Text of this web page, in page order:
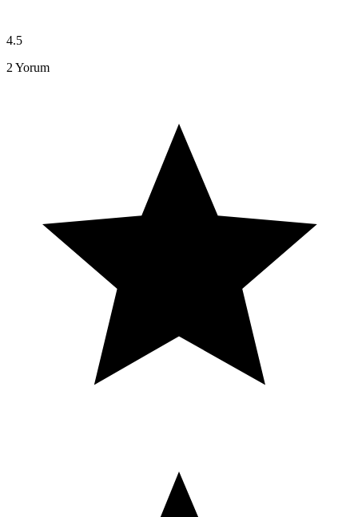
4.5
2 Yorum